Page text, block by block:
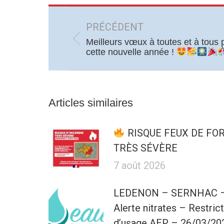
articlePRÉCÉDENT
Article
Meilleurs vœux à toutes et à tous
cette nouvelle année !
Articles similaires
RISQUE FEUX DE
TRÈS SÉVÈRE
7 août 2026
LEDENON – SERNHAC
Alerte nitrates –